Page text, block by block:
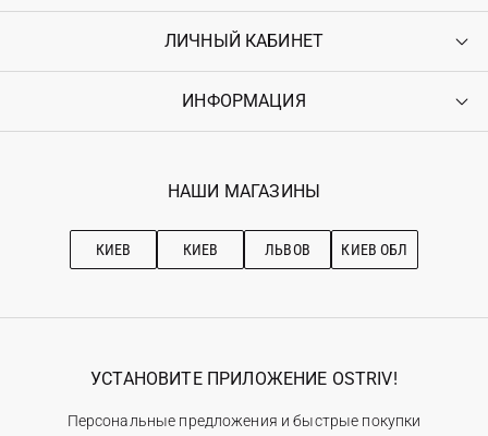
Контакты
Возврат
Гарантия
ЛИЧНЫЙ КАБИНЕТ
Войти
Ostriv Club+
ИНФОРМАЦИЯ
Наши магазини
Рекомендации по уходу
НАШИ МАГАЗИНЫ
КИЕВ КИЕВ ЛЬВОВ КИЕВ ОБЛ
УСТАНОВИТЕ ПРИЛОЖЕНИЕ OSTRIV!
Персональные предложения и быстрые покупки